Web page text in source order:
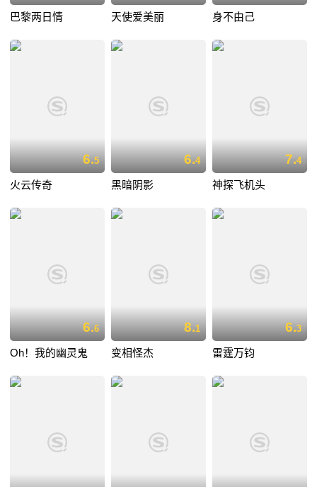
巴黎两日情 天使爱美丽 身不由己
6.5
火云传奇
6.4
黑暗阴影
7.4
神探飞机头
6.6
Oh！我的幽灵鬼
8.1
变相怪杰
6.3
雷霆万钧